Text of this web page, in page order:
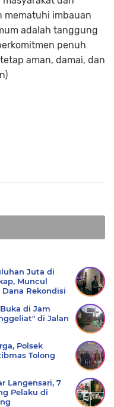
mematuhi imbauan
adalah tanggung
penuh
aman, damai, dan
Juta di
Muncul
Rekondisi
di Jam
di Jalan
Polsek
Tolong
Langensari, 7
Pelaku di